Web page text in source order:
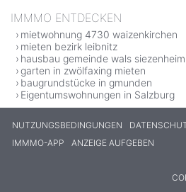
IMMMO ENTDECKEN
mietwohnung 4730 waizenkirchen
mieten bezirk leibnitz
hausbau gemeinde wals siezenheim
garten in zwölfaxing mieten
baugrundstücke in gmunden
Eigentumswohnungen in Salzburg
NUTZUNGSBEDINGUNGEN
IMMMO-APP
ANZEIGE AUFGEBEN